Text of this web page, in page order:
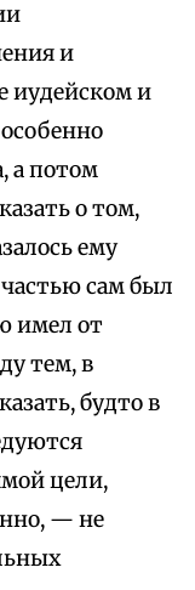
и
иудейском и
а потом
о том,
ему
сам был
имел от
тем, в
будто в
цели,
— не